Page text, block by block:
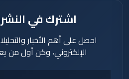
اشترك في
احصل على أهم الأخبار
الإلكتروني، وكن أول من